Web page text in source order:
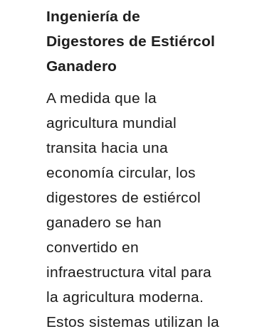
Ingeniería de
Digestores de Estiércol
Ganadero
A medida que la
agricultura mundial
transita hacia una
economía circular, los
digestores de estiércol
ganadero se han
convertido en
infraestructura vital para
la agricultura moderna.
Estos sistemas utilizan la